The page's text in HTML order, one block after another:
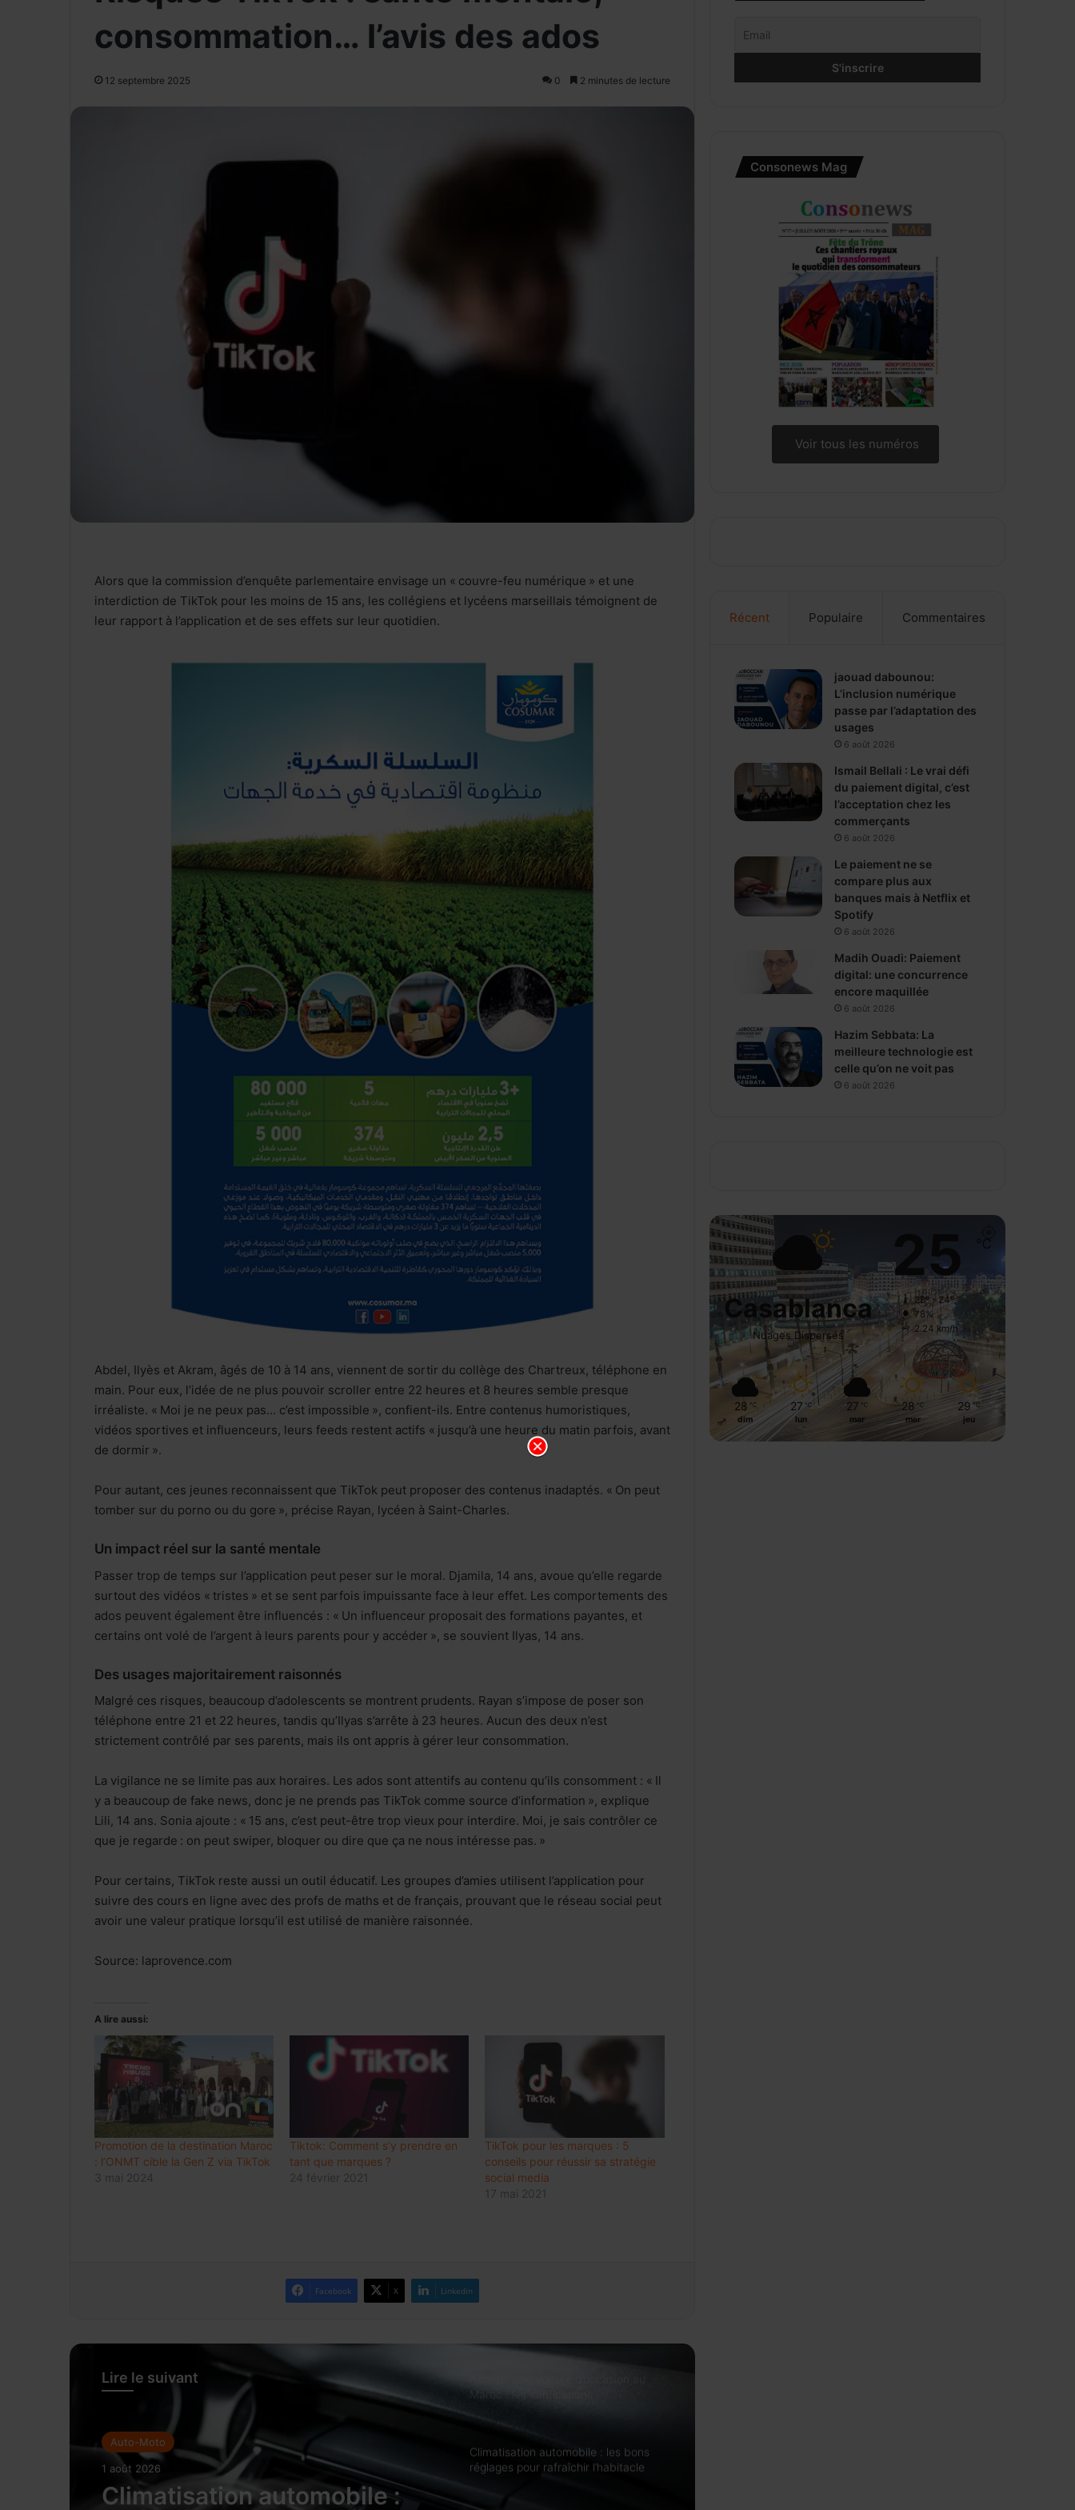
consommation… l’avis des ados
12 septembre 2025 0 2 minutes de lecture
Alors que la commission d’enquête parlementaire envisage un « couvre-feu numérique » et une
interdiction de TikTok pour les moins de 15 ans, les collégiens et lycéens marseillais témoignent de
leur rapport à l’application et de ses effets sur leur quotidien.
Abdel, Ilyès et Akram, âgés de 10 à 14 ans, viennent de sortir du collège des Chartreux, téléphone en
main. Pour eux, l’idée de ne plus pouvoir scroller entre 22 heures et 8 heures semble presque
irréaliste. « Moi je ne peux pas… c’est impossible », confient-ils. Entre contenus humoristiques,
vidéos sportives et influenceurs, leurs feeds restent actifs « jusqu’à une heure du matin parfois, avant
de dormir ».
Pour autant, ces jeunes reconnaissent que TikTok peut proposer des contenus inadaptés. « On peut
tomber sur du porno ou du gore », précise Rayan, lycéen à Saint-Charles.
Un impact réel sur la santé mentale
Passer trop de temps sur l’application peut peser sur le moral. Djamila, 14 ans, avoue qu’elle regarde
surtout des vidéos « tristes » et se sent parfois impuissante face à leur effet. Les comportements des
ados peuvent également être influencés : « Un influenceur proposait des formations payantes, et
certains ont volé de l’argent à leurs parents pour y accéder », se souvient Ilyas, 14 ans.
Des usages majoritairement raisonnés
Malgré ces risques, beaucoup d’adolescents se montrent prudents. Rayan s’impose de poser son
téléphone entre 21 et 22 heures, tandis qu’Ilyas s’arrête à 23 heures. Aucun des deux n’est
strictement contrôlé par ses parents, mais ils ont appris à gérer leur consommation.
La vigilance ne se limite pas aux horaires. Les ados sont attentifs au contenu qu’ils consomment : « Il
y a beaucoup de fake news, donc je ne prends pas TikTok comme source d’information », explique
Lili, 14 ans. Sonia ajoute : « 15 ans, c’est peut-être trop vieux pour interdire. Moi, je sais contrôler ce
que je regarde : on peut swiper, bloquer ou dire que ça ne nous intéresse pas. »
Pour certains, TikTok reste aussi un outil éducatif. Les groupes d’amies utilisent l’application pour
suivre des cours en ligne avec des profs de maths et de français, prouvant que le réseau social peut
avoir une valeur pratique lorsqu’il est utilisé de manière raisonnée.
Source: laprovence.com
A lire aussi:
Promotion de la destination Maroc
: l’ONMT cible la Gen Z via TikTok
3 mai 2024
Tiktok: Comment s’y prendre en
tant que marques ?
24 février 2021
TikTok pour les marques : 5
conseils pour réussir sa stratégie
social media
17 mai 2021
Facebook X Linkedin
Lire le suivant
Auto-Moto
1 août 2026
Climatisation automobile :
en hausse de 48%
Luxe : les groupes mondiaux
attendent le rebond de la
consommation en Chine
Meknès résilie le contrat de City Bus
et prépare une gestion publique locale
du réseau
Prix des médicaments: les
Maroc : les vérifications
Climatisation automobile : les bons
réglages pour rafraîchir l’habitacle
Consonews Mag
Voir tous les numéros
Récent Populaire Commentaires
jaouad dabounou:
L’inclusion numérique
passe par l’adaptation des
usages
6 août 2026
Ismail Bellali : Le vrai défi
du paiement digital, c’est
l’acceptation chez les
commerçants
6 août 2026
Le paiement ne se
compare plus aux
banques mais à Netflix et
Spotify
6 août 2026
Madih Ouadi: Paiement
digital: une concurrence
encore maquillée
6 août 2026
Hazim Sebbata: La
meilleure technologie est
celle qu’on ne voit pas
6 août 2026
Casablanca
Nuages Dispersés
25 ℃
28º - 24º
78%
2.24 km/h
28 ℃
dim
27 ℃
lun
27 ℃
mar
28 ℃
mer
29 ℃
jeu